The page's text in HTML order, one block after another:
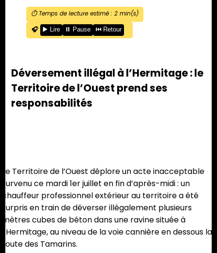
⏱️ Temps de lecture estimé : 2min(s)
🎧
▶️ Lire ⏸️ Pause ⏮️ Retour
Déversement illégal à l’Hermitage : le
Territoire de l’Ouest prend ses
responsabilités
Le Territoire de l’Ouest déplore un acte inacceptable
survenu ce mardi 1er juillet en fin d’après-midi : un
chauffeur professionnel extérieur au territoire a été
surpris en train de déverser illégalement plusieurs
mètres cubes de béton dans une ravine située à
l’Hermitage, au niveau de la voie cannière en dessous la
route des Tamarins.